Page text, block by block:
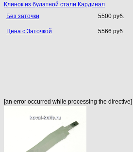
Клинок из булатной стали Кардинал
Без заточки
5500 руб.
Цена с Заточкой 5566 руб.
[an error occurred while processing the directive]